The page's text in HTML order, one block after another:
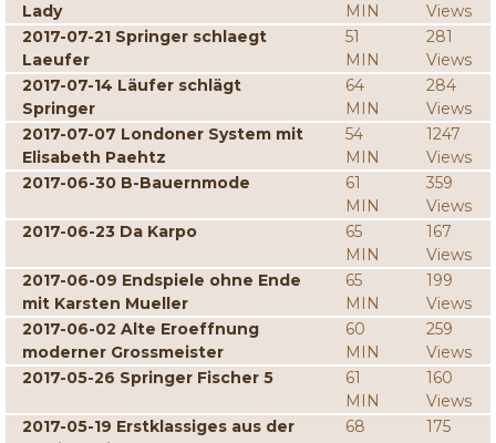
Lady
MIN
Views
2017-07-21 Springer schlaegt
Laeufer
51
MIN
281
Views
2017-07-14 Läufer schlägt
Springer
64
MIN
284
Views
2017-07-07 Londoner System mit
Elisabeth Paehtz
54
MIN
1247
Views
2017-06-30 B-Bauernmode
61
MIN
359
Views
2017-06-23 Da Karpo
65
MIN
167
Views
2017-06-09 Endspiele ohne Ende
mit Karsten Mueller
65
MIN
199
Views
2017-06-02 Alte Eroeffnung
moderner Grossmeister
60
MIN
259
Views
2017-05-26 Springer Fischer 5
61
MIN
160
Views
2017-05-19 Erstklassiges aus der
68
175